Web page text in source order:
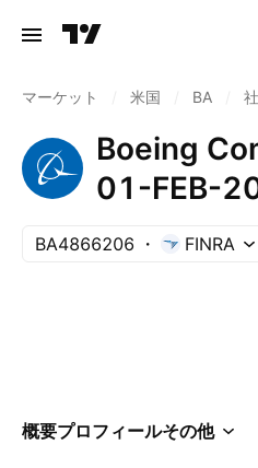
マーケット 米国 BA
Boeing
01-FEB-
BA4866206 FINRA
概要プロフィールその他